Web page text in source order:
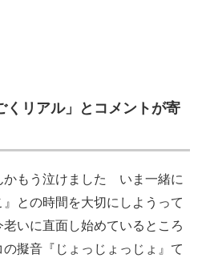
くリアル」とコメントが寄
もう泣けました いま一緒に
との時間を大切にしようって
いに直面し始めているところ
擬音『じょっじょっじょ』て